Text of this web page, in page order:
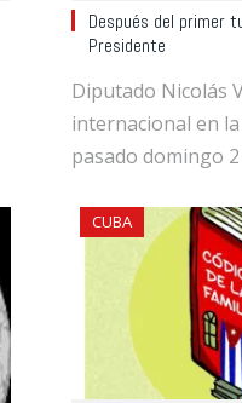
Después del primer
Presidente
Diputado Nicolás
internacional en
pasado domingo
CUBA